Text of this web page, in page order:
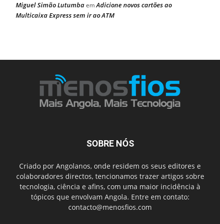
Miguel Simão LutumbaemAdicione novos cartões ao
Multicaixa Express sem ir ao ATM
SOBRE NÓS
Criado por Angolanos, onde residem os seus editores e
colaboradores directos, tencionamos trazer artigos sobre
tecnologia, ciência e afins, com uma maior incidência à
tópicos que envolvam Angola. Entre em contato:
contacto@menosfios.com